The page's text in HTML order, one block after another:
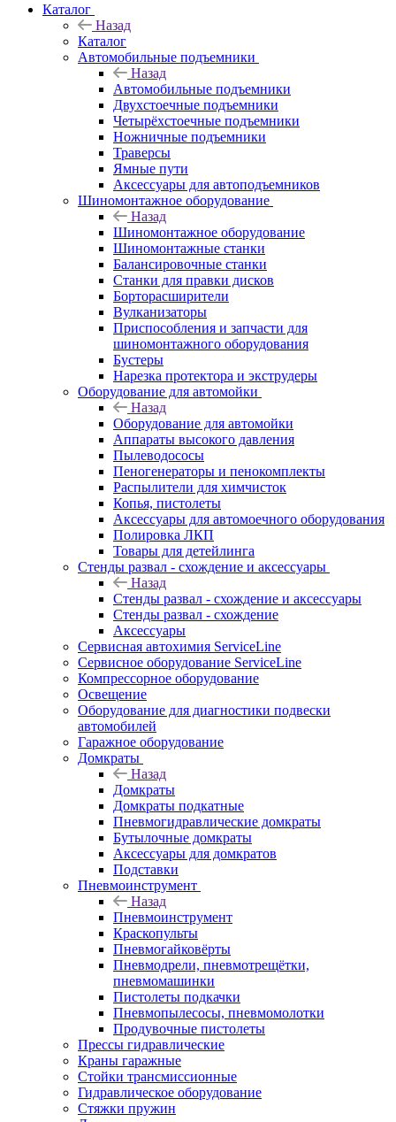
Каталог
Назад
Каталог
Автомобильные подъемники
Назад
Автомобильные подъемники
Двухстоечные подъемники
Четырёхстоечные подъемники
Ножничные подъемники
Траверсы
Ямные пути
Аксессуары для автоподъемников
Шиномонтажное оборудование
Назад
Шиномонтажное оборудование
Шиномонтажные станки
Балансировочные станки
Станки для правки дисков
Борторасширители
Вулканизаторы
Приспособления и запчасти для
шиномонтажного оборудования
Бустеры
Нарезка протектора и экструдеры
Оборудование для автомойки
Назад
Оборудование для автомойки
Аппараты высокого давления
Пылеводососы
Пеногенераторы и пенокомплекты
Распылители для химчисток
Копья, пистолеты
Аксессуары для автомоечного оборудования
Полировка ЛКП
Товары для детейлинга
Стенды развал - схождение и аксессуары
Назад
Стенды развал - схождение и аксессуары
Стенды развал - схождение
Аксессуары
Сервисная автохимия ServiceLine
Сервисное оборудование ServiceLine
Компрессорное оборудование
Освещение
Оборудование для диагностики подвески
автомобилей
Гаражное оборудование
Домкраты
Назад
Домкраты
Домкраты подкатные
Пневмогидравлические домкраты
Бутылочные домкраты
Аксессуары для домкратов
Подставки
Пневмоинструмент
Назад
Пневмоинструмент
Краскопульты
Пневмогайковёрты
Пневмодрели, пневмотрещётки,
пневмомашинки
Пистолеты подкачки
Пневмопылесосы, пневмомолотки
Продувочные пистолеты
Прессы гидравлические
Краны гаражные
Стойки трансмиссионные
Гидравлическое оборудование
Стяжки пружин